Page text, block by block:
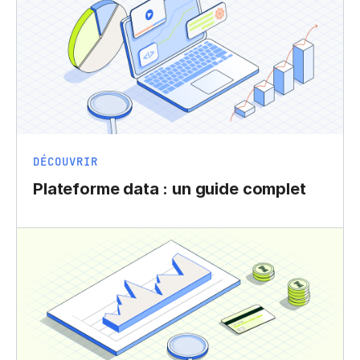
DÉCOUVRIR
Plateforme data : un guide complet